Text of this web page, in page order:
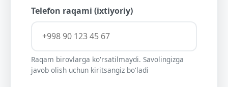
Telefon raqami (ixtiyoriy)
Raqam birovlarga ko'rsatilmaydi. Savolingizga
javob olish uchun kiritsangiz bo'ladi